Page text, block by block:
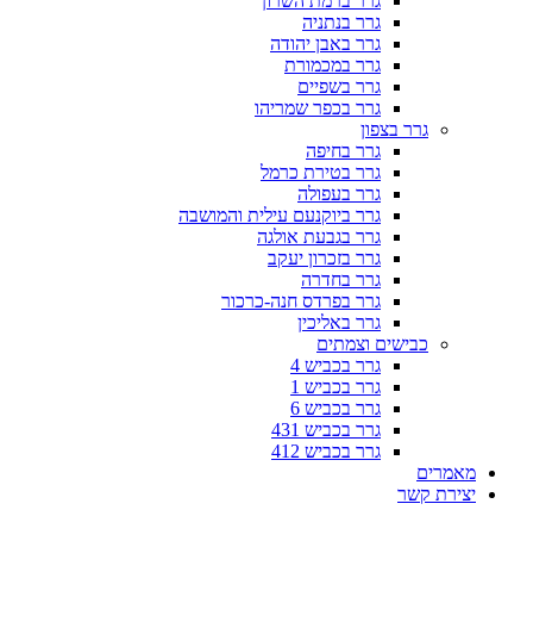
גרר בנתניה
גרר באבן יהודה
גרר במכמורת
גרר בשפיים
גרר בכפר שמריהו
גרר בצפון
גרר בחיפה
גרר בטירת כרמל
גרר בעפולה
גרר ביוקנעם עילית והמושבה
גרר בגבעת אולגה
גרר בזכרון יעקב
גרר בחדרה
גרר בפרדס חנה-כרכור
גרר באליכין
כבישים וצמתים
גרר בכביש 4
גרר בכביש 1
גרר בכביש 6
גרר בכביש 431
גרר בכביש 412
מאמרים
יצירת קשר